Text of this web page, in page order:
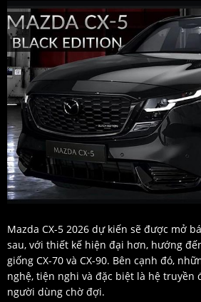
Mazda CX-5 2026 dự kiến sẽ được mở
sau, với thiết kế hiện đại hơn, hướng
giống CX-70 và CX-90. Bên cạnh đó,
nghệ, tiện nghi và đặc biệt là hệ truyền
người dùng chờ đợi.